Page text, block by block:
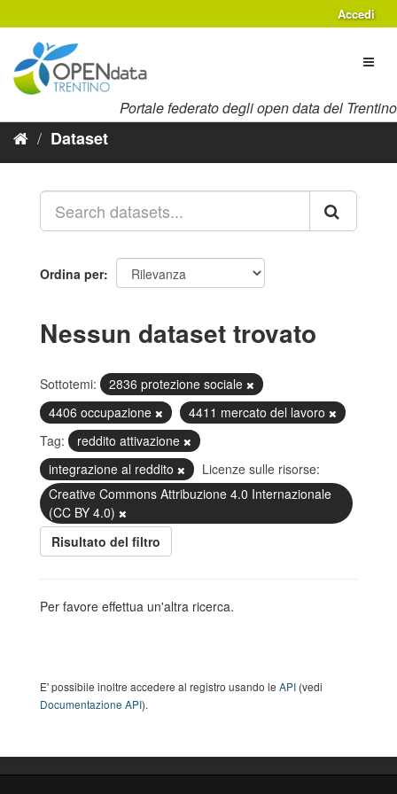
al
contenuto
Accedi
Portale federato degli open data del Trentino
Dataset
Ordina per
Nessun dataset trovato
Sottotemi:
2836 protezione sociale
4406 occupazione
4411 mercato del lavoro
Tag:
reddito attivazione
integrazione al reddito
Licenze sulle risorse:
Creative Commons Attribuzione 4.0 Internazionale
(CC BY 4.0)
Risultato del filtro
Per favore effettua un'altra ricerca.
E' possibile inoltre accedere al registro usando le API (vedi
Documentazione API).